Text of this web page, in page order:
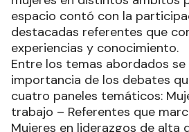
espacio contó con la
destacadas referentes que
experiencias y conocimiento.
Entre los temas abordados
importancia de los debates
cuatro paneles temáticos:
trabajo – Referentes que
Mujeres en liderazgos de alta